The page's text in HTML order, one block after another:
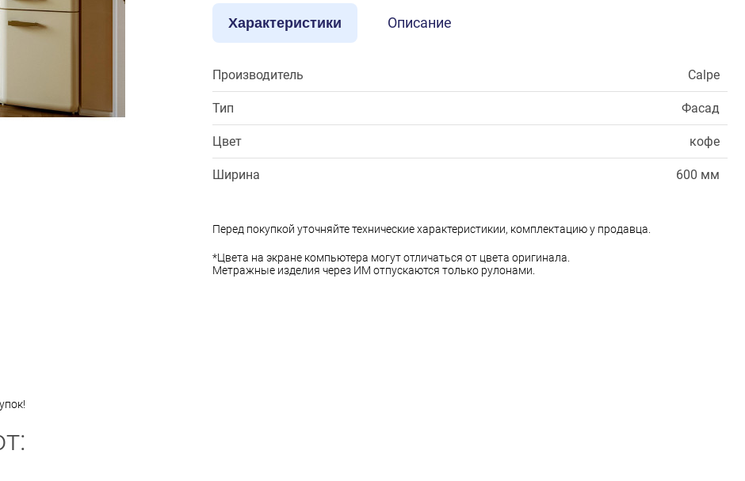
Характеристики Описание
Производитель Calpe
Тип Фасад
Цвет кофе
Ширина 600 мм
Перед покупкой уточняйте технические характеристикии, комплектацию у продавца.
*Цвета на экране компьютера могут отличаться от цвета оригинала.
Метражные изделия через ИМ отпускаются только рулонами.